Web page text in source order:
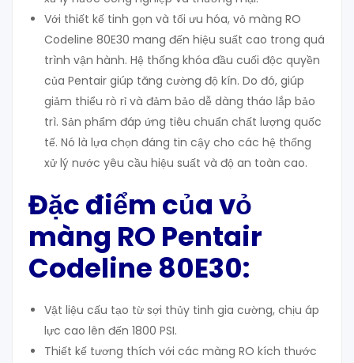
Với thiết kế tinh gọn và tối ưu hóa, vỏ màng RO
Codeline 80E30 mang đến hiệu suất cao trong quá
trình vận hành. Hệ thống khóa đầu cuối độc quyền
của Pentair giúp tăng cường độ kín. Do đó, giúp
giảm thiểu rò rỉ và đảm bảo dễ dàng tháo lắp bảo
trì. Sản phẩm đáp ứng tiêu chuẩn chất lượng quốc
tế. Nó là lựa chọn đáng tin cậy cho các hệ thống
xử lý nước yêu cầu hiệu suất và độ an toàn cao.
Đặc điểm của vỏ
màng RO Pentair
Codeline 80E30:
Vật liệu cấu tạo từ sợi thủy tinh gia cường, chịu áp
lực cao lên đến 1800 PSI.
Thiết kế tương thích với các màng RO kích thước